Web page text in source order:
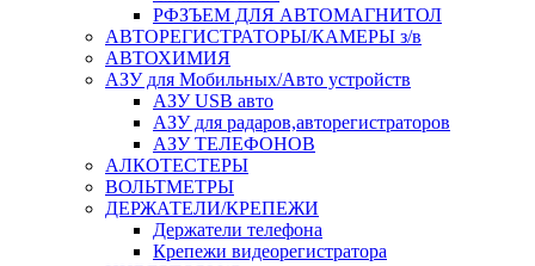
РФЗЪЕМ ДЛЯ АВТОМАГНИТОЛ
АВТОРЕГИСТРАТОРЫ/КАМЕРЫ з/в
АВТОХИМИЯ
АЗУ для Мобильных/Авто устройств
АЗУ USB авто
АЗУ для радаров,авторегистраторов
АЗУ ТЕЛЕФОНОВ
АЛКОТЕСТЕРЫ
ВОЛЬТМЕТРЫ
ДЕРЖАТЕЛИ/КРЕПЕЖИ
Держатели телефона
Крепежи видеорегистратора